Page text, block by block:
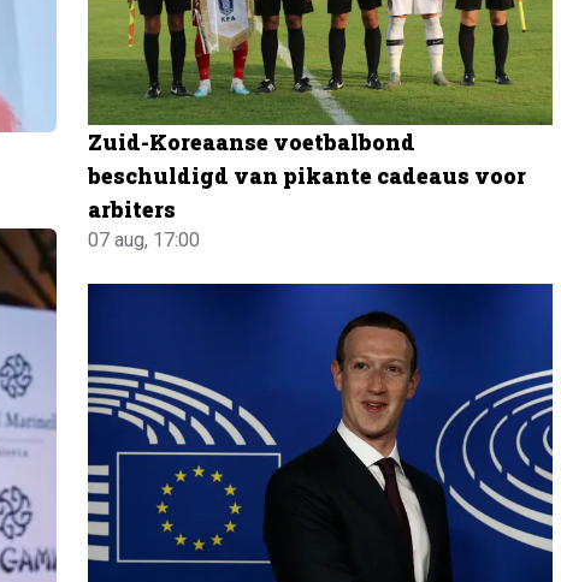
Zuid-Koreaanse voetbalbond
beschuldigd van pikante cadeaus voor
arbiters
07 aug, 17:00